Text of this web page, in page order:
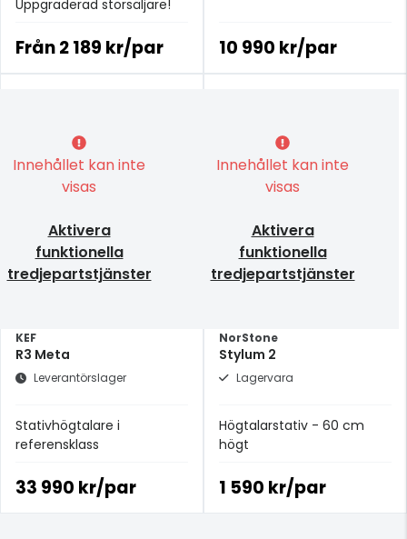
Uppgraderad storsäljare!
Från2 189 kr/par 10 990 kr/par
Innehållet kan inte
visas
Aktivera
funktionella
tredjepartstjänster
KEF
R3 Meta
Leverantörslager
Stativhögtalare i
referensklass
33 990 kr/par
Innehållet kan inte
visas
Aktivera
funktionella
tredjepartstjänster
NorStone
Stylum 2
Lagervara
Högtalarstativ - 60 cm
högt
1 590 kr/par